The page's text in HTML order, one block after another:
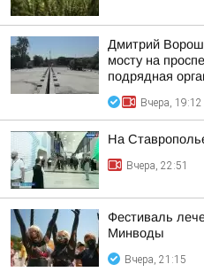
Дмитрий
мосту на
подрядная
Вчера, 19:12
На
Вчера, 22:51
Фестиваль
Минводы
Вчера, 21:15